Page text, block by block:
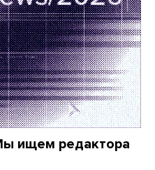
ищем редактора